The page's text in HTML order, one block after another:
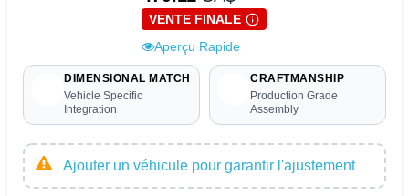
VENTE FINALE
Aperçu Rapide
DIMENSIONAL MATCH
Vehicle Specific
Integration
CRAFTMANSHIP
Production Grade
Assembly
Ajouter un véhicule pour garantir l'ajustement